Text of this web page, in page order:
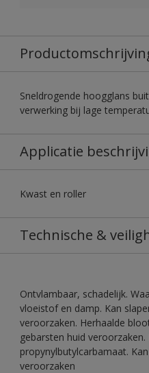
Sneldrogende hoogglans
verwerking bij lage
Applicatie
Kwast en roller
Technische &
Ontvlambaar, schadelijk.
vloeistof en damp. Kan
veroorzaken. Herhaalde
gebarsten huid
propynylbutylcarbamaat.
veroorzaken